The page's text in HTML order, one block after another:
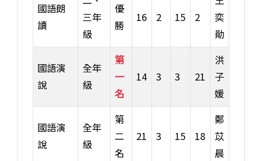
國語朗
讀
三年
級
優
勝
16 2 15 2
奕
勛
國語演
說
全年
級
第
一
名
14 3 3 21
洪
子
媛
國語演
說
全年
級
第
二
名
21 3 15 18
鄭
苡
晨